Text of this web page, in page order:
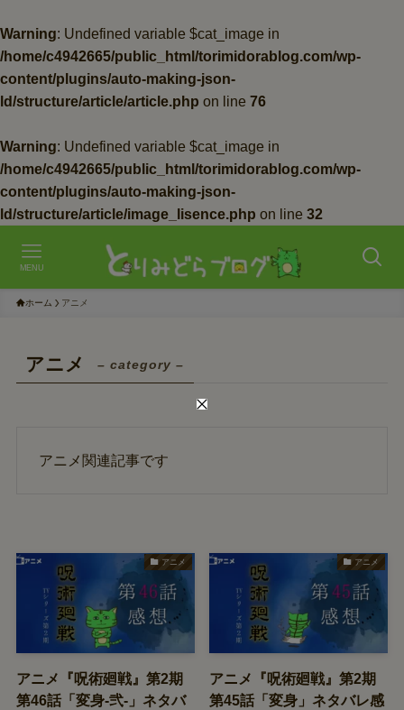
Warning: Undefined variable $cat_image in
/home/c4942665/public_html/torimidorablog.com/wp-
content/plugins/auto-making-json-
ld/structure/article/article.php on line 76
Warning: Undefined variable $cat_image in
/home/c4942665/public_html/torimidorablog.com/wp-
content/plugins/auto-making-json-
ld/structure/article/image_lisence.php on line 32
MENU
ホーム アニメ
アニメ – category –
アニメ関連記事です
アニメ
アニメ『呪術廻戦』第2期
第46話「変身-弐-」ネタバ
アニメ
アニメ『呪術廻戦』第2期
第45話「変身」ネタバレ感